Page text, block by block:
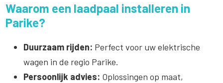
Waarom een laadpaal installeren in
Parike?
Duurzaam rijden: Perfect voor uw elektrische
wagen in de regio Parike.
Persoonlijk advies: Oplossingen op maat,